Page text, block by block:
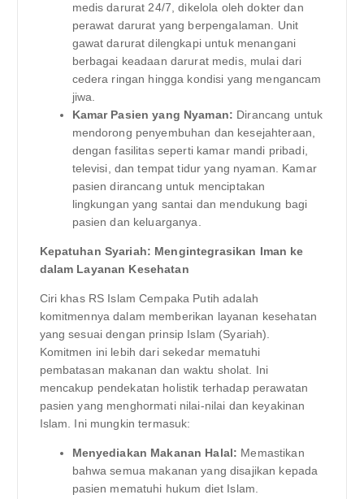
medis darurat 24/7, dikelola oleh dokter dan
perawat darurat yang berpengalaman. Unit
gawat darurat dilengkapi untuk menangani
berbagai keadaan darurat medis, mulai dari
cedera ringan hingga kondisi yang mengancam
jiwa.
Kamar Pasien yang Nyaman: Dirancang untuk
mendorong penyembuhan dan kesejahteraan,
dengan fasilitas seperti kamar mandi pribadi,
televisi, dan tempat tidur yang nyaman. Kamar
pasien dirancang untuk menciptakan
lingkungan yang santai dan mendukung bagi
pasien dan keluarganya.
Kepatuhan Syariah: Mengintegrasikan Iman ke
dalam Layanan Kesehatan
Ciri khas RS Islam Cempaka Putih adalah
komitmennya dalam memberikan layanan kesehatan
yang sesuai dengan prinsip Islam (Syariah).
Komitmen ini lebih dari sekedar mematuhi
pembatasan makanan dan waktu sholat. Ini
mencakup pendekatan holistik terhadap perawatan
pasien yang menghormati nilai-nilai dan keyakinan
Islam. Ini mungkin termasuk:
Menyediakan Makanan Halal: Memastikan
bahwa semua makanan yang disajikan kepada
pasien mematuhi hukum diet Islam.